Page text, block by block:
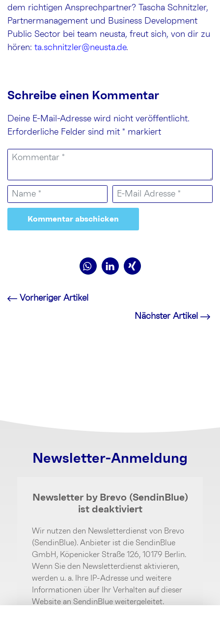
dem richtigen Ansprechpartner? Tascha Schnitzler,
Partnermanagement und Business Development
Public Sector bei team neusta, freut sich, von dir zu
hören: ta.schnitzler@neusta.de.
Schreibe einen Kommentar
Deine E-Mail-Adresse wird nicht veröffentlicht.
Erforderliche Felder sind mit * markiert
Vorheriger Artikel
Nächster Artikel
Newsletter-Anmeldung
Newsletter by Brevo (SendinBlue)
ist deaktiviert
Wir nutzen den Newsletterdienst von Brevo
(SendinBlue). Anbieter ist die SendinBlue
GmbH, Köpenicker Straße 126, 10179 Berlin.
Wenn Sie den Newsletterdienst aktivieren,
werden u. a. Ihre IP-Adresse und weitere
Informationen über Ihr Verhalten auf dieser
Website an SendinBlue weitergeleitet.